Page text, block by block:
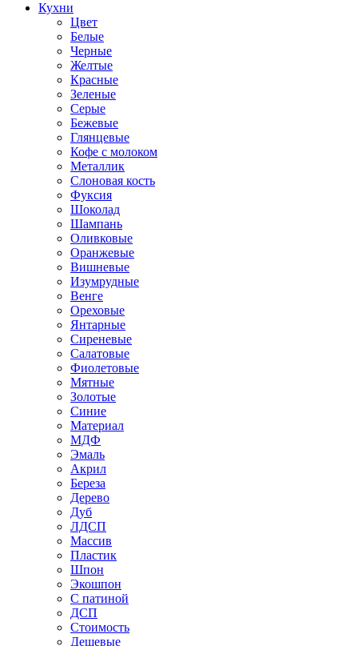
Кухни
Цвет
Белые
Черные
Желтые
Красные
Зеленые
Серые
Бежевые
Глянцевые
Кофе с молоком
Металлик
Слоновая кость
Фуксия
Шоколад
Шампань
Оливковые
Оранжевые
Вишневые
Изумрудные
Венге
Ореховые
Янтарные
Сиреневые
Салатовые
Фиолетовые
Мятные
Золотые
Синие
Материал
МДФ
Эмаль
Акрил
Береза
Дерево
Дуб
ЛДСП
Массив
Пластик
Шпон
Экошпон
С патиной
ДСП
Стоимость
Дешевые